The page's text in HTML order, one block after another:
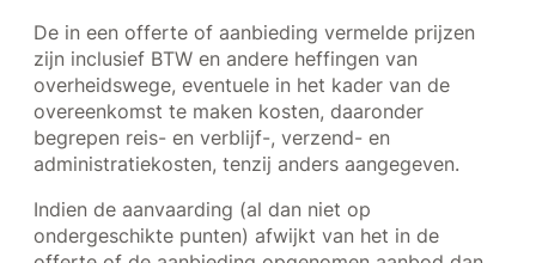
De in een offerte of aanbieding vermelde prijzen
zijn inclusief BTW en andere heffingen van
overheidswege, eventuele in het kader van de
overeenkomst te maken kosten, daaronder
begrepen reis- en verblijf-, verzend- en
administratiekosten, tenzij anders aangegeven.
Indien de aanvaarding (al dan niet op
ondergeschikte punten) afwijkt van het in de